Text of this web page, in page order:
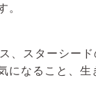
。
、スターシード
になること、 生